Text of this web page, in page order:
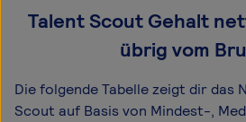
Talent Scout Gehalt
übrig vom
Die folgende Tabelle zeigt dir das
Scout auf Basis von Mindest-,